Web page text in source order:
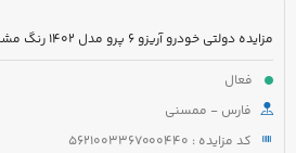
مزایده دولتی خودرو آریزو 6 پرو مدل 1402 رنگ مشکی
فعال
فارس - ممسنی
کد مزایده : 5621003367000440